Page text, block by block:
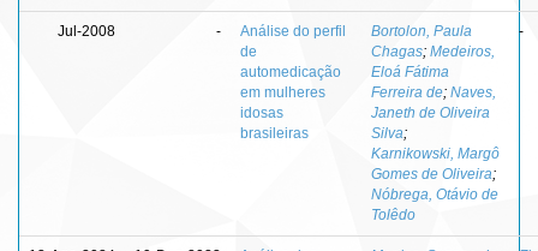
Jul-2008 -
Análise do perfil
de
automedicação
em mulheres
idosas
brasileiras
Bortolon, Paula
Chagas; Medeiros,
Eloá Fátima
Ferreira de; Naves,
Janeth de Oliveira
Silva;
Karnikowski, Margô
Gomes de Oliveira;
Nóbrega, Otávio de
Tolêdo
-